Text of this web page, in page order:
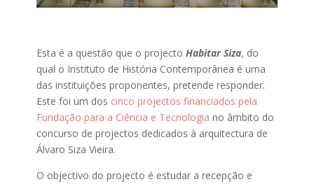
Esta é a questão que o projectoHabitar Siza, do
qual o Instituto de História Contemporânea é uma
das instituições proponentes, pretende responder.
Este foi um dos cinco projectos financiados pela
Fundação para a Ciência e Tecnologia no âmbito do
concurso de projectos dedicados à arquitectura de
Álvaro Siza Vieira.
O objectivo do projecto é estudar a recepção e